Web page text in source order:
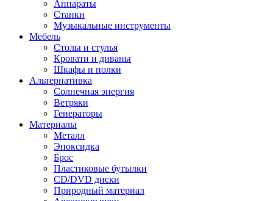
Аппараты
Станки
Музыкальные инструменты
Мебель
Столы и стулья
Кровати и диваны
Шкафы и полки
Альтернативка
Солнечная энергия
Ветряки
Генераторы
Материалы
Металл
Эпоксидка
Брос
Пластиковые бутылки
CD/DVD диски
Природный материал